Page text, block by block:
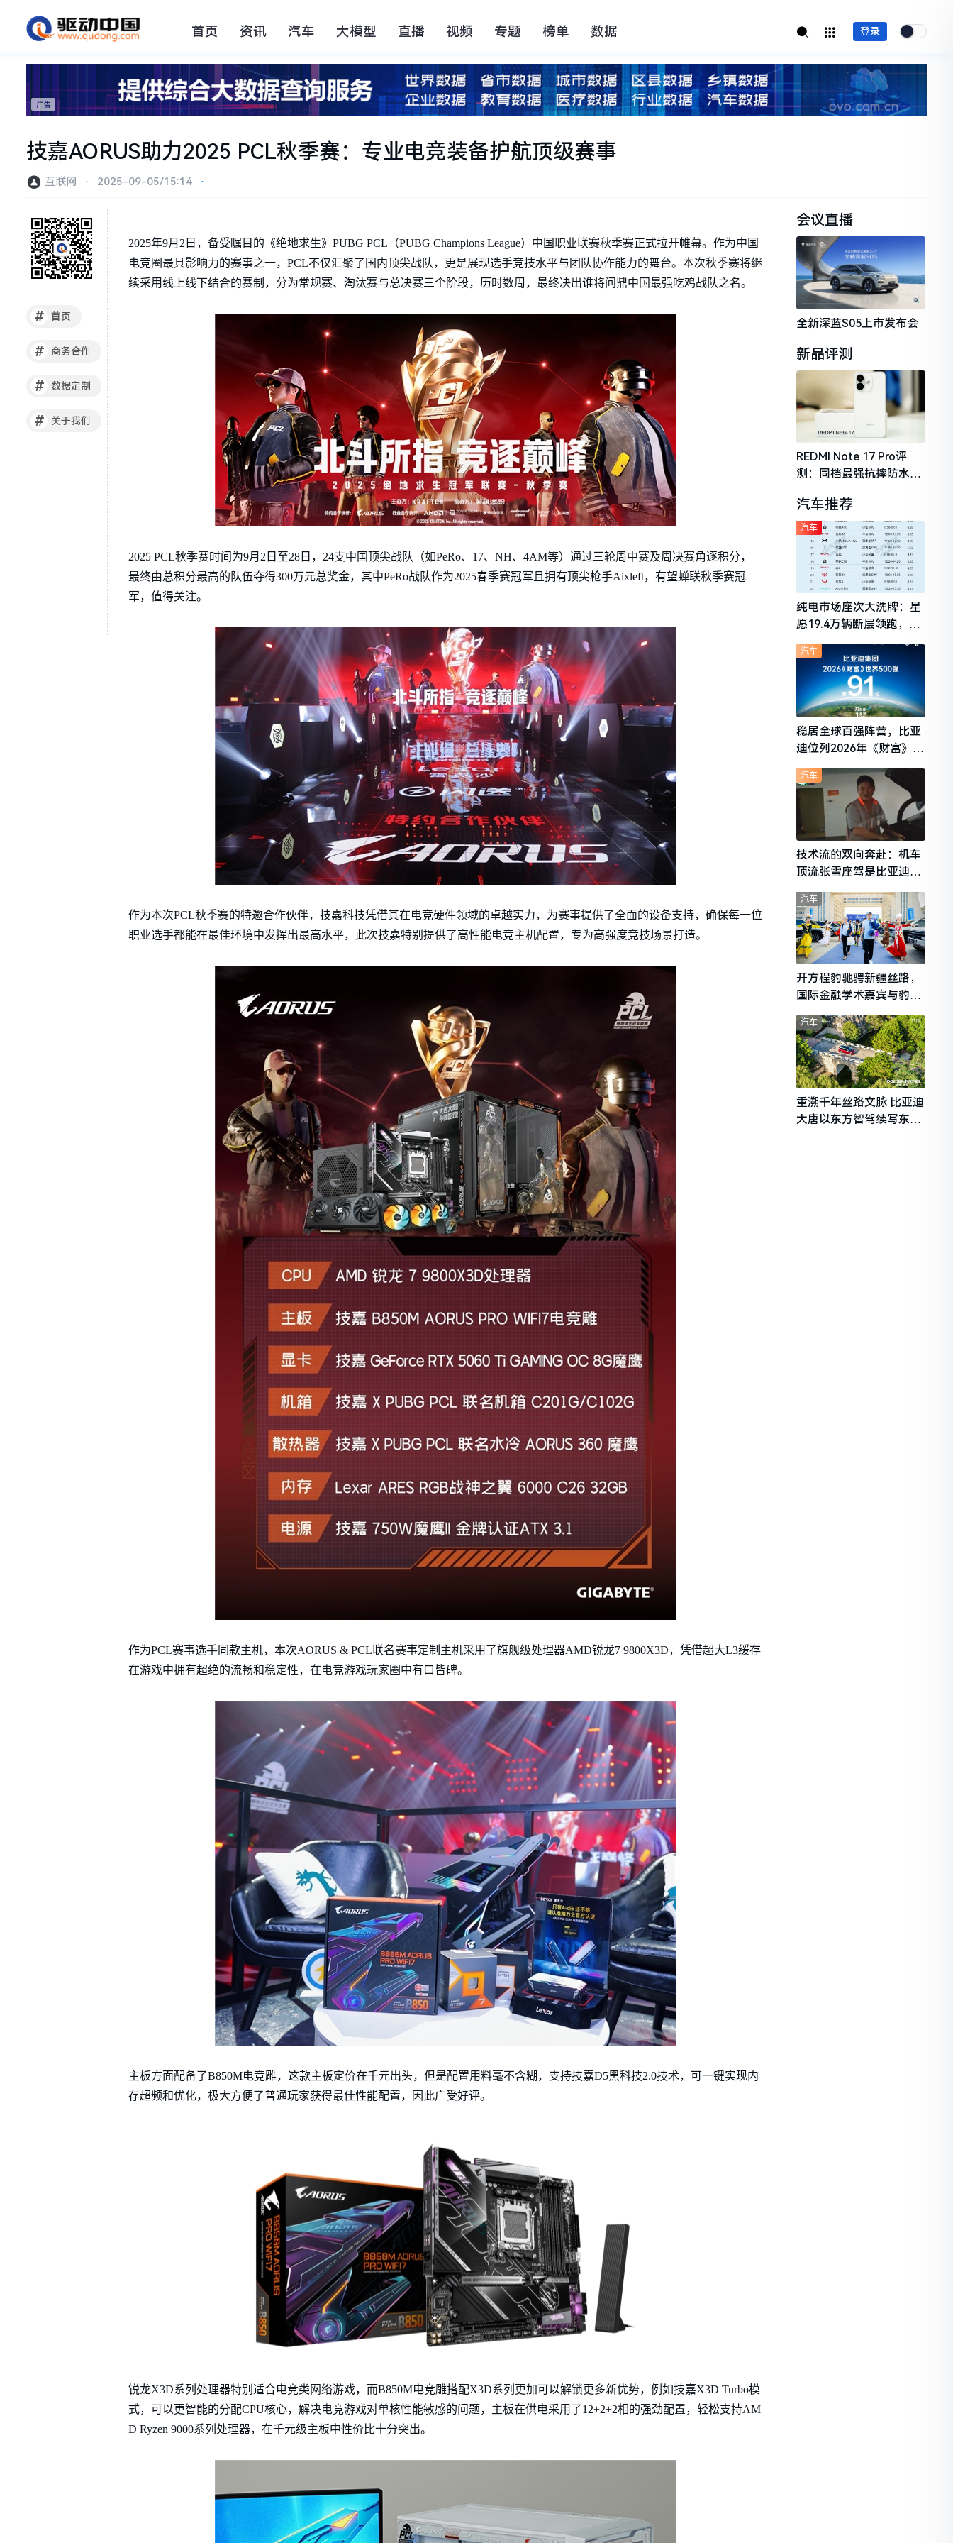
首页 资讯 汽车 大模型 直播 视频 专题 榜单 数据 登录
技嘉AORUS助力2025 PCL秋季赛：专业电竞装备护航顶级赛事
互联网 ⋅ 2025-09-05/15:14 ⋅
# 首页
# 商务合作
# 数据定制
# 关于我们
2025年9月2日，备受瞩目的《绝地求生》PUBG PCL（PUBG Champions League）中国职业联赛秋季赛正式拉开帷幕。作为中国
电竞圈最具影响力的赛事之一，PCL不仅汇聚了国内顶尖战队，更是展现选手竞技水平与团队协作能力的舞台。本次秋季赛将继
续采用线上线下结合的赛制，分为常规赛、淘汰赛与总决赛三个阶段，历时数周，最终决出谁将问鼎中国最强吃鸡战队之名。
2025 PCL秋季赛时间为9月2日至28日，24支中国顶尖战队（如PeRo、17、NH、4AM等）通过三轮周中赛及周决赛角逐积分，
最终由总积分最高的队伍夺得300万元总奖金，其中PeRo战队作为2025春季赛冠军且拥有顶尖枪手Aixleft，有望蝉联秋季赛冠
军，值得关注。
作为本次PCL秋季赛的特邀合作伙伴，技嘉科技凭借其在电竞硬件领域的卓越实力，为赛事提供了全面的设备支持，确保每一位
职业选手都能在最佳环境中发挥出最高水平，此次技嘉特别提供了高性能电竞主机配置，专为高强度竞技场景打造。
作为PCL赛事选手同款主机，本次AORUS & PCL联名赛事定制主机采用了旗舰级处理器AMD锐龙7 9800X3D，凭借超大L3缓存
在游戏中拥有超绝的流畅和稳定性，在电竞游戏玩家圈中有口皆碑。
主板方面配备了B850M电竞雕，这款主板定价在千元出头，但是配置用料毫不含糊，支持技嘉D5黑科技2.0技术，可一键实现内
存超频和优化，极大方便了普通玩家获得最佳性能配置，因此广受好评。
锐龙X3D系列处理器特别适合电竞类网络游戏，而B850M电竞雕搭配X3D系列更加可以解锁更多新优势，例如技嘉X3D Turbo模
式，可以更智能的分配CPU核心，解决电竞游戏对单核性能敏感的问题，主板在供电采用了12+2+2相的强劲配置，轻松支持AM
D Ryzen 9000系列处理器，在千元级主板中性价比十分突出。
会议直播
全新深蓝S05上市发布会
新品评测
REDMI Note 17 Pro评
测：同档最强抗摔防水，
守门员
汽车推荐
纯电市场座次大洗牌：星
愿19.4万辆断层领跑，理
想i6成最强黑马
汽车
稳居全球百强阵营，比亚
迪位列2026年《财富》世
汽车
技术流的双向奔赴：机车
顶流张雪座驾是比亚迪秦
L
汽车
开方程豹驰骋新疆丝路，
国际金融学术嘉宾与豹友
共赴山海热爱
汽车
重溯千年丝路文脉 比亚迪
大唐以东方智驾续写东西
汽车